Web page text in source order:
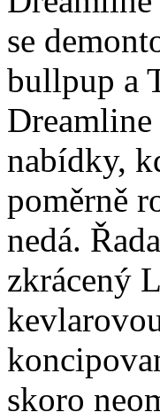
se
bullpup a
nabídky,
poměrně
nedá.
zkrácený
skoro